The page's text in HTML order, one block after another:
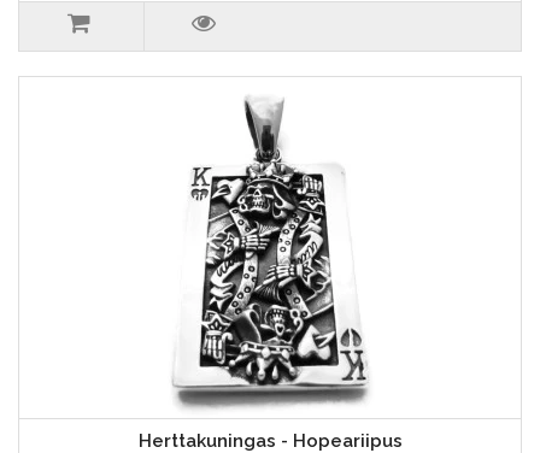
Herttakuningas - Hopeariipus